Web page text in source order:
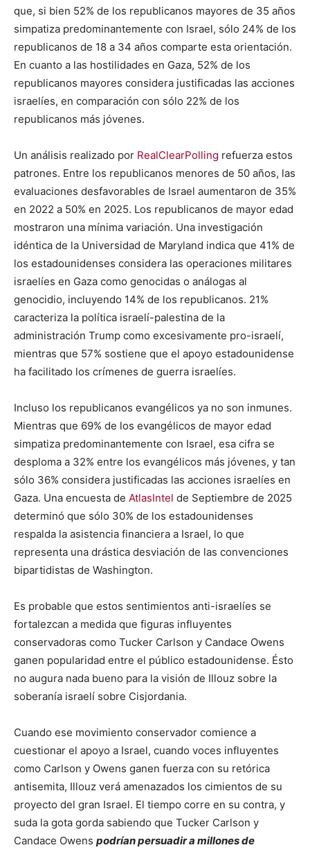
que, si bien 52% de los republicanos mayores de 35 años
simpatiza predominantemente con Israel, sólo 24% de los
republicanos de 18 a 34 años comparte esta orientación.
En cuanto a las hostilidades en Gaza, 52% de los
republicanos mayores considera justificadas las acciones
israelíes, en comparación con sólo 22% de los
republicanos más jóvenes.
Un análisis realizado por RealClearPolling refuerza estos
patrones. Entre los republicanos menores de 50 años, las
evaluaciones desfavorables de Israel aumentaron de 35%
en 2022 a 50% en 2025. Los republicanos de mayor edad
mostraron una mínima variación. Una investigación
idéntica de la Universidad de Maryland indica que 41% de
los estadounidenses considera las operaciones militares
israelíes en Gaza como genocidas o análogas al
genocidio, incluyendo 14% de los republicanos. 21%
caracteriza la política israelí-palestina de la
administración Trump como excesivamente pro-israelí,
mientras que 57% sostiene que el apoyo estadounidense
ha facilitado los crímenes de guerra israelíes.
Incluso los republicanos evangélicos ya no son inmunes.
Mientras que 69% de los evangélicos de mayor edad
simpatiza predominantemente con Israel, esa cifra se
desploma a 32% entre los evangélicos más jóvenes, y tan
sólo 36% considera justificadas las acciones israelíes en
Gaza. Una encuesta de AtlasIntel de Septiembre de 2025
determinó que sólo 30% de los estadounidenses
respalda la asistencia financiera a Israel, lo que
representa una drástica desviación de las convenciones
bipartidistas de Washington.
Es probable que estos sentimientos anti-israelíes se
fortalezcan a medida que figuras influyentes
conservadoras como Tucker Carlson y Candace Owens
ganen popularidad entre el público estadounidense. Ésto
no augura nada bueno para la visión de Illouz sobre la
soberanía israelí sobre Cisjordania.
Cuando ese movimiento conservador comience a
cuestionar el apoyo a Israel, cuando voces influyentes
como Carlson y Owens ganen fuerza con su retórica
antisemita, Illouz verá amenazados los cimientos de su
proyecto del gran Israel. El tiempo corre en su contra, y
suda la gota gorda sabiendo que Tucker Carlson y
Candace Owens podrían persuadir a millones de